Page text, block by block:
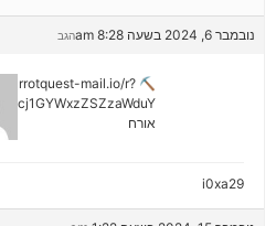
נובמבר 6, 2024 בשעה 8:28 am הגב
mail.io/r?
אורח
i0xa29